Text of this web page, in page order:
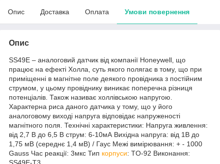
Опис Доставка Оплата Умови повернення
Опис
SS49E – аналоговий датчик від компанії Honeywell, що
працює на ефекті Холла, суть якого полягає в тому, що при
приміщенні в магнітне поле деякого провідника з постійним
струмом, у цьому провіднику виникає поперечна різниця
потенціалів. Також називає холлівською напругою.
Характерна риса даного датчика у тому, що у його
аналоговому виході напруга відповідає напруженості
магнітного поля. Технічні характеристики: Напруга живлення:
від 2,7 В до 6,5 В струм: 6-10мА Вихідна напруга: від 1В до
1,75 мВ (середнє 1,4 мВ) / Гаус Межі вимірювання: + - 1000
Gauss Час реакції: 3мкс Тип корпуси: TO-92 Виконання:
SS49E-T3